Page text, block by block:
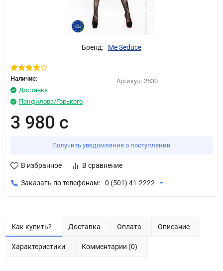
Бренд: Me Seduce
Наличие:
Доставка
Панфилова/Горького
Артикул: 2530
3 980 с
Получить уведомление о поступлении
В избранное В сравнение
Заказать по телефонам: 0 (501) 41-2222
Как купить? Доставка Оплата Описание
Характеристики Комментарии (0)